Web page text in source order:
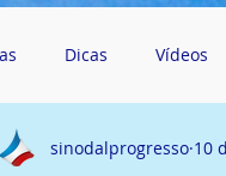
Dicas Vídeos
sinodalprogresso 10